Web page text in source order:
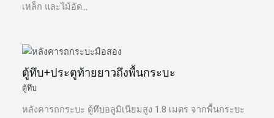
เหล็ก และไม้อัด…
ตู้ทึบ+ประตูท้ายยาวถึงพื้นกระบะ
ตู้ทึบ
หลังคารถกระบะ ตู้ทึบอลูมิเนียมสูง 1.8 เมตร จากพื้นกระบะ